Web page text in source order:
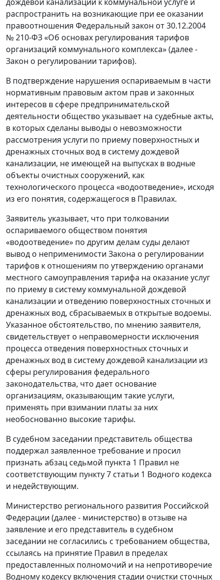
распространить на возникающие при ее оказании
правоотношения Федеральный закон от 30.12.2004
№ 210-ФЗ «Об основах регулирования тарифов
организаций коммунального комплекса» (далее -
Закон о регулировании тарифов).
В подтверждение нарушения оспариваемым в части
нормативным правовым актом прав и законных
интересов в сфере предпринимательской
деятельности общество указывает на судебные акты,
в которых сделаны выводы о невозможности
рассмотрения услуги по приему поверхностных и
дренажных сточных вод в систему дождевой
канализации, не имеющей на выпусках в водные
объекты очистных сооружений, как
технологического процесса «водоотведение», исходя
из его понятия, содержащегося в Правилах.
Заявитель указывает, что при толковании
оспариваемого обществом понятия
«водоотведение» по другим делам суды делают
вывод о неприменимости Закона о регулировании
тарифов к отношениям по утверждению органами
местного самоуправления тарифа на оказание услуг
по приему в систему коммунальной дождевой
канализации и отведению поверхностных сточных и
дренажных вод, сбрасываемых в открытые водоемы.
Указанное обстоятельство, по мнению заявителя,
свидетельствует о неправомерности исключения
процесса отведения поверхностных сточных и
дренажных вод в систему дождевой канализации из
сферы регулирования федерального
законодательства, что дает основание
организациям, оказывающим такие услуги,
применять при взимании платы за них
необоснованно высокие тарифы.
В судебном заседании представитель общества
поддержал заявленное требование и просил
признать абзац седьмой пункта 1 Правил не
соответствующим пункту 7 статьи 1 Водного кодекса
и недействующим.
Министерство регионального развития Российской
Федерации (далее - министерство) в отзыве на
заявление и его представитель в судебном
заседании не согласились с требованием общества,
ссылаясь на принятие Правил в пределах
предоставленных полномочий и на непротиворечие
Водному кодексу включения стадии очистки сточных